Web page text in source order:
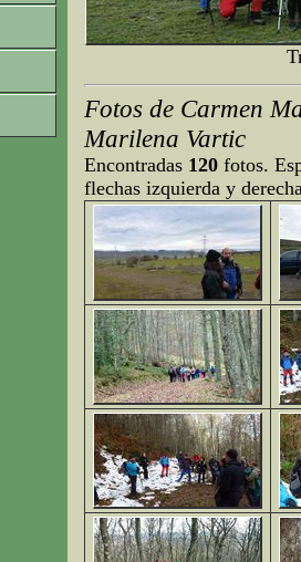
Fotos de Carmen
Marilena Vartic
Encontradas 120 fotos.
flechas izquierda y